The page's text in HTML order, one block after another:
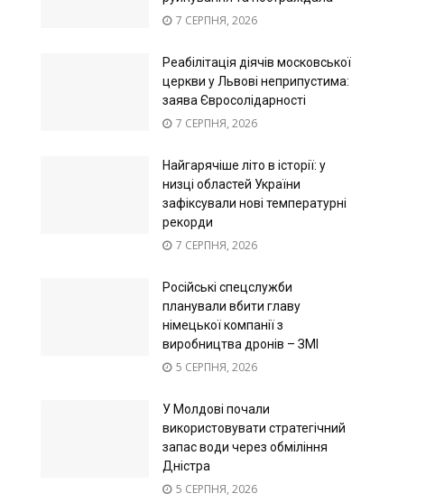
7 СЕРПНЯ, 2026
Реабілітація діячів московської
церкви у Львові неприпустима:
заява Євросолідарності
7 СЕРПНЯ, 2026
Найгарячіше літо в історії: у
низці областей України
зафіксували нові температурні
рекорди
7 СЕРПНЯ, 2026
Російські спецслужби
планували вбити главу
німецької компанії з
виробництва дронів – ЗМІ
5 СЕРПНЯ, 2026
У Молдові почали
використовувати стратегічний
запас води через обміління
Дністра
5 СЕРПНЯ, 2026